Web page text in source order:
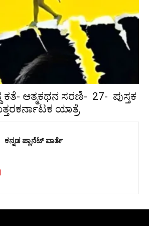
ಆತ್ಮಕಥನ ಸರಣಿ- 27- ಪುಸ್ತಕ
ಯಾತ್ರೆ
ಕನ್ನಡ ಪ್ಲಾನೆಟ್ ವಾರ್ತೆ